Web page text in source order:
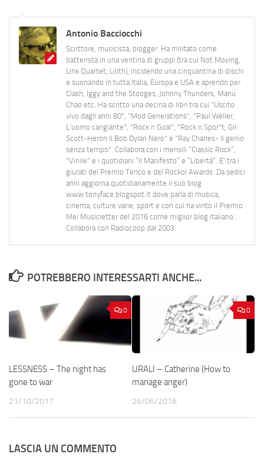
Antonio Bacciocchi
Scrittore, musicista, blogger. Ha militato come
batterista in una ventina di gruppi (tra cui Not Moving,
Link Quartet, Lilith), incidendo una cinquantina di dischi
e suonando in tutta Italia, Europa e USA e aprendo per
Clash, Iggy and the Stooges, Johnny Thunders, Manu
Chao etc. Ha scritto una decina di libri tra cui "Uscito
vivo dagli anni 80", "Mod Generations", "Paul Weller,
L’uomo cangiante", "Rock n Goal", "Rock n Spor"t, Gil
Scott-Heron Il Bob Dylan Nero" e "Ray Charles- Il genio
senza tempo". Collabora con i mensili “Classic Rock”,
"Vinile" e i quotidiani “Il Manifesto” e “Libertà”. E' tra i
giurati del Premio Tenco e del Rockol Awards. Da sedici
anni aggiorna quotidianamente il suo blog
www.tonyface.blogspot.it dove parla di musica,
cinema, culture varie, sport e con cui ha vinto il Premio
Mei Musicletter del 2016 come miglior blog italiano.
Collabora con Radiocoop dal 2003.
POTREBBERO INTERESSARTI ANCHE...
0
LESSNESS – The night has
gone to war
21/10/2017
0
URALI – Catherine (How to
manage anger)
26/06/2016
LASCIA UN COMMENTO